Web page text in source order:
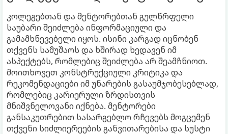
კოლეგებთან და მენტორებთან გულწრფელი
საუბარი შეიძლება ინფორმაციული და
გამამხნევებელი იყოს. ისინი კარგად იცნობენ
თქვენს სამუშაოს და ხშირად ხედავენ იმ
ასპექტებს, რომლებიც შეიძლება არ შეამჩნიოთ.
მოითხოვეთ კონსტრუქციული კრიტიკა და
რეკომენდაციები იმ უნარების გასაუმჯობესებლად,
რომლებიც კარიერული ზრდისთვის
მნიშვნელოვანი იქნება. მენტორები
განსაკუთრებით სასარგებლო რჩევებს მოგცემენ
თქვენი სიძლიერეების განვითარებისა და სუსტი